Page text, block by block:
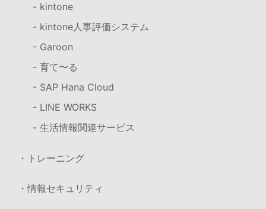
- kintone
- kintone人事評価システム
- Garoon
- 育て〜る
- SAP Hana Cloud
- LINE WORKS
- 生活情報関連サービス
・トレーニング
・情報セキュリティ